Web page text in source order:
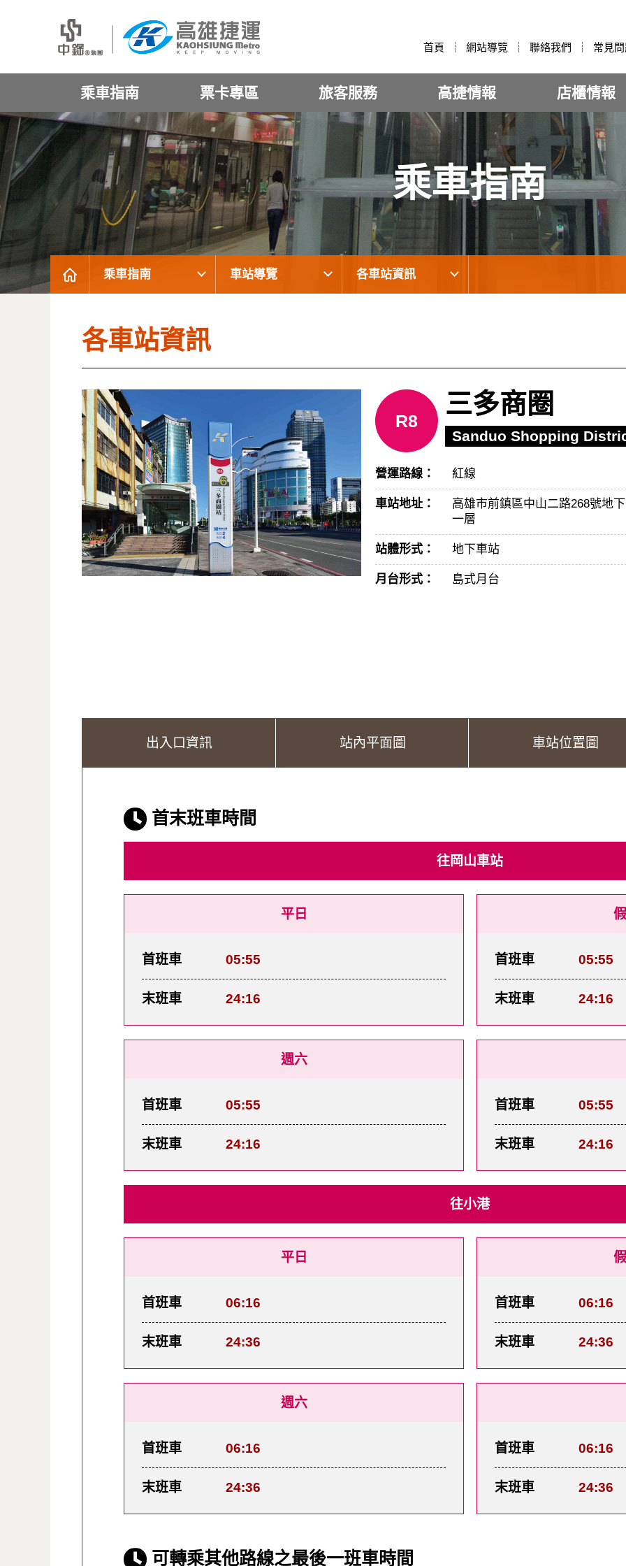
首頁 網站導覽 聯絡我們 常見
乘車指南 票卡專區 旅客服務 高捷情報 店櫃情報
乘車指南
乘車指南 車站導覽 各車站資訊
各車站資訊
R8
三多商圈
Sanduo Shopping
營運路線： 紅線
車站地址：
高雄市前鎮區中山二路268號地下
一層
站體形式： 地下車站
月台形式： 島式月台
出入口資訊 站內平面圖 車站位置圖
首末班車時間
往岡山車站
平日
首班車 05:55
末班車 24:16
首班車 05:55
末班車 24:16
週六
首班車 05:55
末班車 24:16
首班車 05:55
末班車 24:16
往小港
平日
首班車 06:16
末班車 24:36
首班車 06:16
末班車 24:36
週六
首班車 06:16
末班車 24:36
首班車 06:16
末班車 24:36
可轉乘其他路線之最後一班車時間